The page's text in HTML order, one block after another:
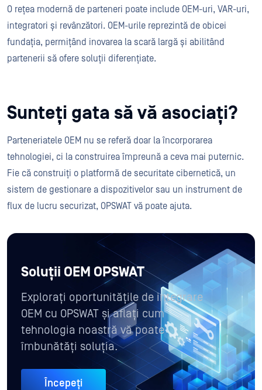
O rețea modernă de parteneri poate include OEM-uri, VAR-uri,
integratori și revânzători. OEM-urile reprezintă de obicei
fundația, permițând inovarea la scară largă și abilitând
partenerii să ofere soluții diferențiate.
Sunteți gata să vă asociați?
Parteneriatele OEM nu se referă doar la încorporarea
tehnologiei, ci la construirea împreună a ceva mai puternic.
Fie că construiți o platformă de securitate cibernetică, un
sistem de gestionare a dispozitivelor sau un instrument de
flux de lucru securizat, OPSWAT vă poate ajuta.
Soluții OEM OPSWAT
Explorați oportunitățile de integrare
OEM cu OPSWAT și aflați cum
tehnologia noastră vă poate
îmbunătăți soluția.
Începeți